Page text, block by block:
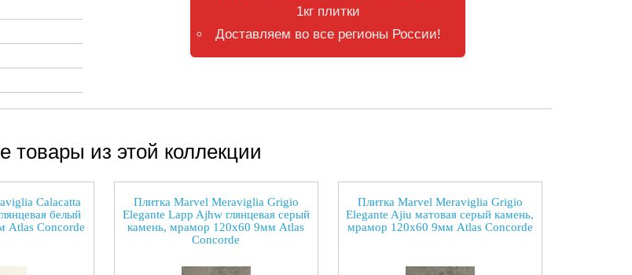
1кг плитки
Доставляем во все регионы России!
товары из этой коллекции
Calacatta
белый
Atlas Concorde
Плитка Marvel Meraviglia Grigio
Elegante Lapp Ajhw глянцевая серый
камень, мрамор 120x60 9мм Atlas
Concorde
Плитка Marvel Meraviglia Grigio
Elegante Ajiu матовая серый камень,
мрамор 120x60 9мм Atlas Concorde